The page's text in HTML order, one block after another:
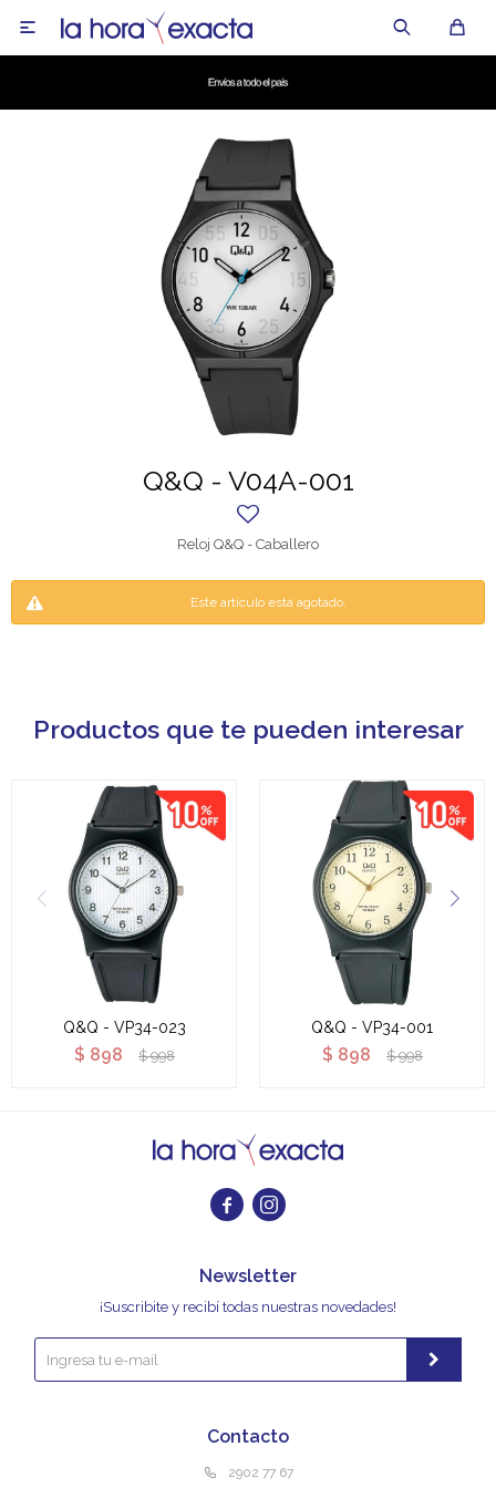

Q&Q - V04A-001
Reloj Q&Q - Caballero
Este artículo está agotado.
Productos que te pueden interesar
Q&Q - VP34-023
$ 898 $ 998
Q&Q - VP34-001
$ 898 $ 998
 
Contacto
2902 77 67
Newsletter
¡Suscribite y recibí todas nuestras novedades!